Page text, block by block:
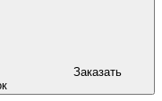
Заказать